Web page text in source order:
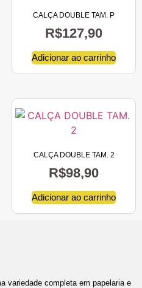
CALÇA DOUBLE TAM. P
R$127,90
Adicionar ao carrinho
CALÇA DOUBLE TAM. 2
R$98,90
Adicionar ao carrinho
variedade completa em papelaria e